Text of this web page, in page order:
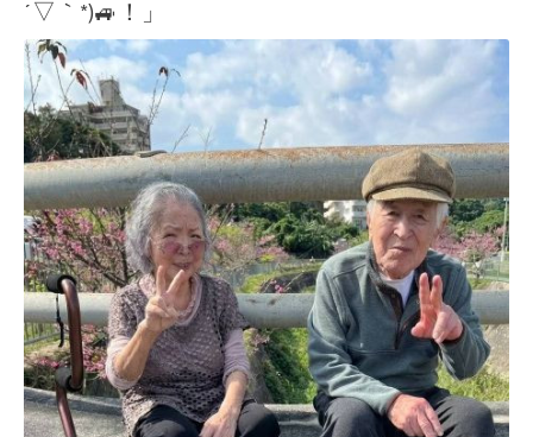
´▽｀*)🚙！」